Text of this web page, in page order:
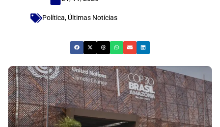
Política, Últimas Notícias